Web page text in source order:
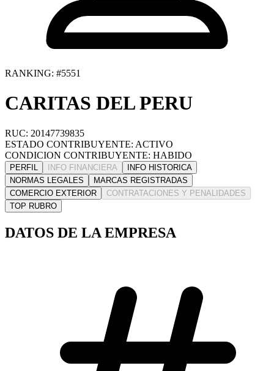
RANKING: #5551
CARITAS DEL PERU
RUC: 20147739835
ESTADO CONTRIBUYENTE: ACTIVO
CONDICION CONTRIBUYENTE: HABIDO
PERFIL INFO FINANCIERA
INFO HISTORICA
NORMAS LEGALES
MARCAS REGISTRADAS
COMERCIO EXTERIOR
CONTRATACIONES Y PENALIDADES
TOP RUBRO
DATOS DE LA EMPRESA